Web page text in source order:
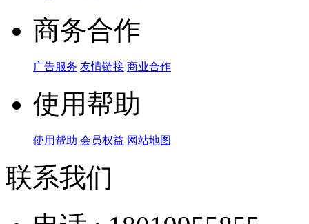
商务合作
广告服务 友情链接 商业合作
使用帮助
使用帮助 会员权益 网站地图
联系我们